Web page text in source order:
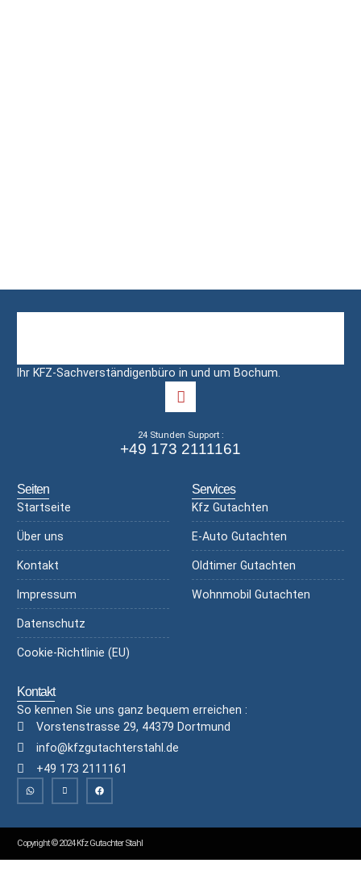
Ihr KFZ-Sachverständigenbüro in und um Bochum.
24 Stunden Support :
+49 173 2111161
Seiten
Startseite
Über uns
Kontakt
Impressum
Datenschutz
Cookie-Richtlinie (EU)
Services
Kfz Gutachten
E-Auto Gutachten
Oldtimer Gutachten
Wohnmobil Gutachten
Kontakt
So kennen Sie uns ganz bequem erreichen :
Vorstenstrasse 29, 44379 Dortmund
info@kfzgutachterstahl.de
+49 173 2111161
Copyright © 2024 Kfz Gutachter Stahl